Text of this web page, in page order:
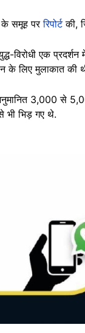
के समूह पररिपोर्टकी,
विरोधी एक
के लिए मुलाकात की
3,000 से
भी भिड़ गए थे.